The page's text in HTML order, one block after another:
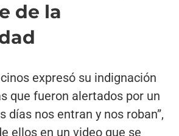
de la
expresó su indignación
que fueron alertados por un
días nos entran y nos roban”,
ellos en un video que se